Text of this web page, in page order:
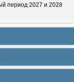
период 2027 и 2028